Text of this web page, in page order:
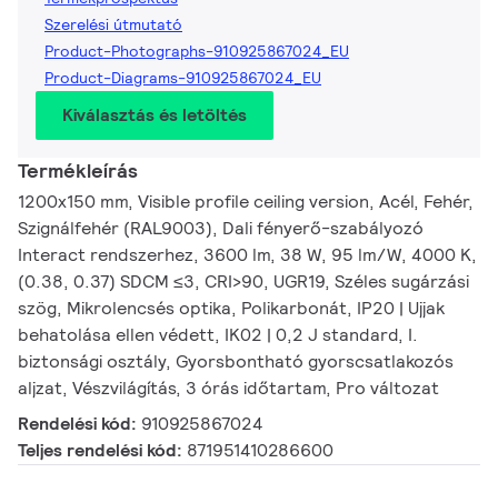
Szerelési útmutató
Product-Photographs-910925867024_EU
Product-Diagrams-910925867024_EU
Kiválasztás és letöltés
Termékleírás
1200x150 mm, Visible profile ceiling version, Acél, Fehér,
Szignálfehér (RAL9003), Dali fényerő-szabályozó
Interact rendszerhez, 3600 lm, 38 W, 95 lm/W, 4000 K,
(0.38, 0.37) SDCM ≤3, CRI>90, UGR19, Széles sugárzási
szög, Mikrolencsés optika, Polikarbonát, IP20 | Ujjak
behatolása ellen védett, IK02 | 0,2 J standard, I.
biztonsági osztály, Gyorsbontható gyorscsatlakozós
aljzat, Vészvilágítás, 3 órás időtartam, Pro változat
Rendelési kód: 910925867024
Teljes rendelési kód: 871951410286600